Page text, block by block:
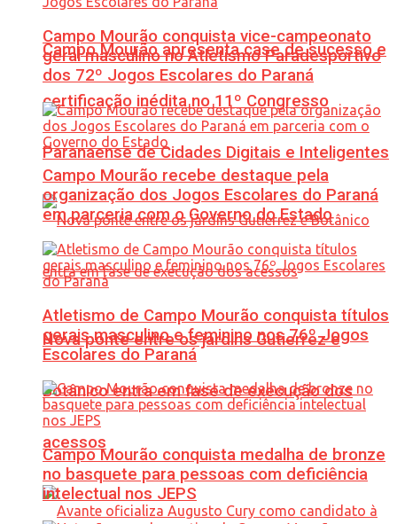
Campo Mourão apresenta case de sucesso e
certificação inédita no 11º Congresso
Paranaense de Cidades Digitais e Inteligentes
Nova ponte entre os jardins Gutierrez e
Botânico entra em fase de execução dos
acessos
Campo Mourão conquista vice-campeonato
geral masculino no Atletismo Paradesportivo
dos 72º Jogos Escolares do Paraná
Campo Mourão recebe destaque pela
organização dos Jogos Escolares do Paraná
em parceria com o Governo do Estado
Atletismo de Campo Mourão conquista títulos
gerais masculino e feminino nos 76º Jogos
Escolares do Paraná
Campo Mourão conquista medalha de bronze
no basquete para pessoas com deficiência
intelectual nos JEPS